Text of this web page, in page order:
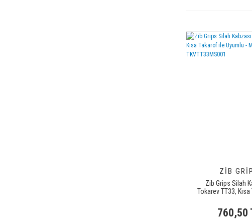
ZIB
Zib Grips Silah
Tokarev TT33,
760,50